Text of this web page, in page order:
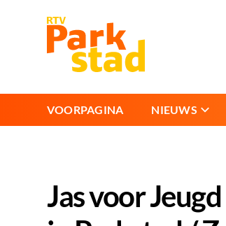
VOORPAGINA NIEUWS
Jas voor